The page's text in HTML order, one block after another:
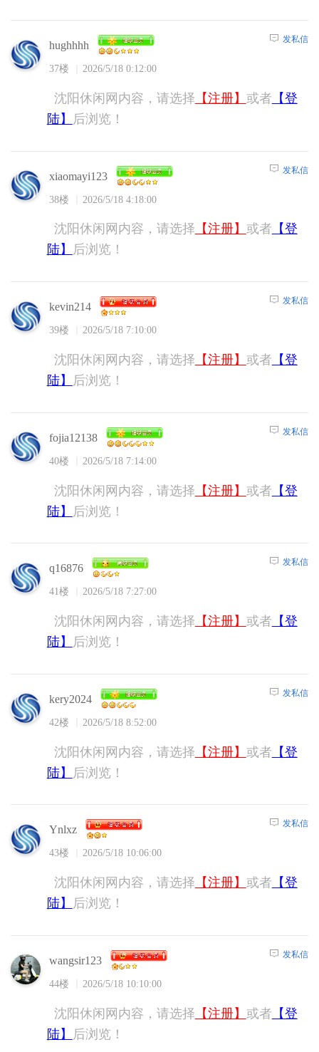
hughhhh
37楼 2026/5/18 0:12:00
发私信
沈阳休闲网内容，请选择 【注册】 或者 【登
陆】
后浏览！
xiaomayi123
38楼 2026/5/18 4:18:00
发私信
沈阳休闲网内容，请选择 【注册】 或者 【登
陆】
后浏览！
kevin214
39楼 2026/5/18 7:10:00
发私信
沈阳休闲网内容，请选择 【注册】 或者 【登
陆】
后浏览！
fojia12138
40楼 2026/5/18 7:14:00
发私信
沈阳休闲网内容，请选择 【注册】 或者 【登
陆】
后浏览！
q16876
41楼 2026/5/18 7:27:00
发私信
沈阳休闲网内容，请选择 【注册】 或者 【登
陆】
后浏览！
kery2024
42楼 2026/5/18 8:52:00
发私信
沈阳休闲网内容，请选择 【注册】 或者 【登
陆】
后浏览！
Ynlxz
43楼 2026/5/18 10:06:00
发私信
沈阳休闲网内容，请选择 【注册】 或者 【登
陆】
后浏览！
wangsir123
44楼 2026/5/18 10:10:00
发私信
沈阳休闲网内容，请选择 【注册】 或者 【登
陆】
后浏览！